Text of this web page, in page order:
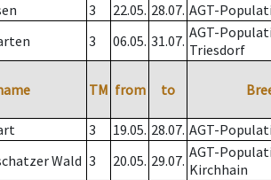
3 22.05. 28.07. AGT-
3 06.05. 31.07. AGT-
Triesdorf
TM from to
3 19.05. 28.07. AGT-
Wald 3 20.05. 29.07. AGT-
Kirchhain